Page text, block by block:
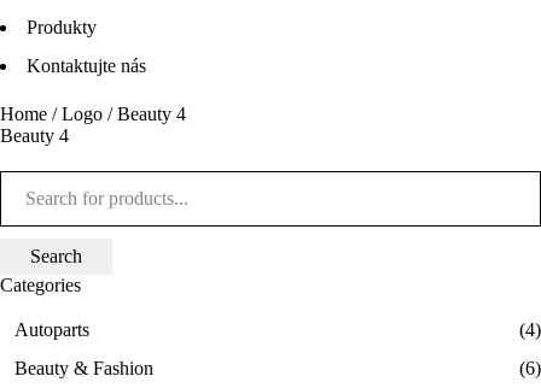
Produkty
Kontaktujte nás
Home / Logo / Beauty 4
Beauty 4
Categories
Autoparts
(4)
Beauty & Fashion
(6)